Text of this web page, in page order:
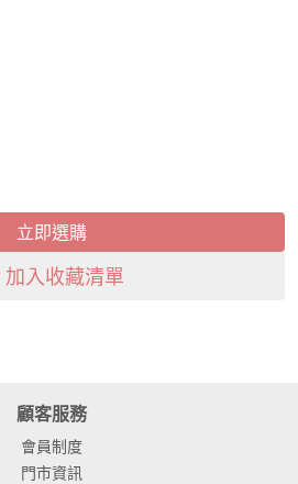
立即選購
加入收藏清單
顧客服務
會員制度
門市資訊